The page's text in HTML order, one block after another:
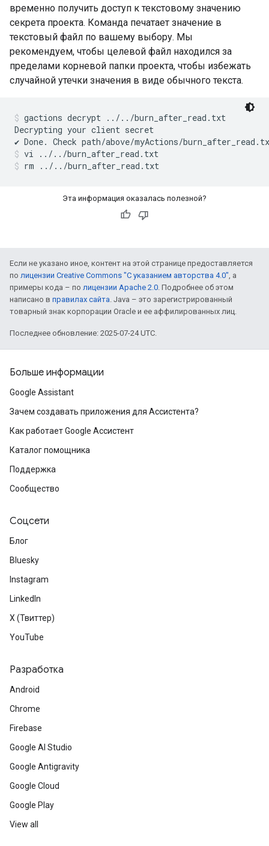
временно получить доступ к текстовому значению
секрета проекта. Команда печатает значение в
текстовый файл по вашему выбору. Мы
рекомендуем, чтобы целевой файл находился за
пределами корневой папки проекта, чтобы избежать
случайной утечки значения в виде обычного текста.
gactions decrypt ../../burn_after_read.txt
Decrypting your client secret
vi ../../burn_after_read.txt
rm ../../burn_after_read.txt
Эта информация оказалась полезной?
Если не указано иное, контент на этой странице предоставляется
по лицензии Creative Commons "С указанием авторства 4.0", а
примеры кода – по лицензии Apache 2.0. Подробнее об этом
написано в правилах сайта. Java – это зарегистрированный
товарный знак корпорации Oracle и ее аффилированных лиц.
Последнее обновление: 2025-07-24 UTC.
Больше информации
Google Assistant
Зачем создавать приложения для Ассистента?
Как работает Google Ассистент
Каталог помощника
Поддержка
Сообщество
Соцсети
Блог
Bluesky
Instagram
LinkedIn
X (Твиттер)
YouTube
Разработка
Android
Chrome
Firebase
Google AI Studio
Google Antigravity
Google Cloud
Google Play
View all